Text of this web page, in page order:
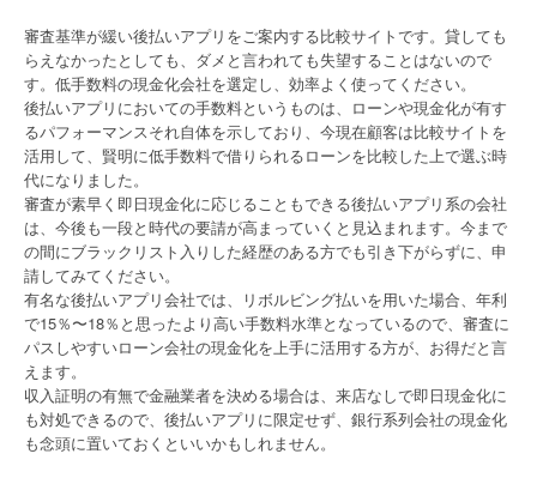
審査基準が緩い後払いアプリをご案内する比較サイトです。貸しても
らえなかったとしても、ダメと言われても失望することはないので
す。低手数料の現金化会社を選定し、効率よく使ってください。
後払いアプリにおいての手数料というものは、ローンや現金化が有す
るパフォーマンスそれ自体を示しており、今現在顧客は比較サイトを
活用して、賢明に低手数料で借りられるローンを比較した上で選ぶ時
代になりました。
審査が素早く即日現金化に応じることもできる後払いアプリ系の会社
は、今後も一段と時代の要請が高まっていくと見込まれます。今まで
の間にブラックリスト入りした経歴のある方でも引き下がらずに、申
請してみてください。
有名な後払いアプリ会社では、リボルビング払いを用いた場合、年利
で15％〜18％と思ったより高い手数料水準となっているので、審査に
パスしやすいローン会社の現金化を上手に活用する方が、お得だと言
えます。
収入証明の有無で金融業者を決める場合は、来店なしで即日現金化に
も対処できるので、後払いアプリに限定せず、銀行系列会社の現金化
も念頭に置いておくといいかもしれません。